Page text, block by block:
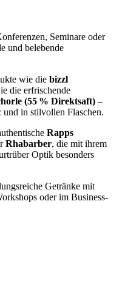
Seminare oder
und belebende
wie die bizzl
die erfrischende
(55 % Direktsaft) –
und in stilvollen Flaschen.
Rapps
Rhabarber, die mit ihrem
Optik besonders
Getränke mit
oder im Business-